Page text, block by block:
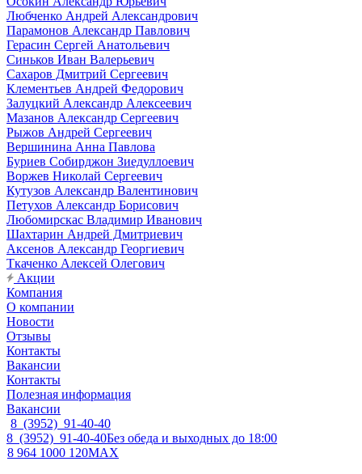
Любченко Андрей Александрович
Парамонов Александр Павлович
Герасин Сергей Анатольевич
Синьков Иван Валерьевич
Сахаров Дмитрий Сергеевич
Клементьев Андрей Федорович
Залуцкий Александр Алексеевич
Мазанов Александр Сергеевич
Рыжов Андрей Сергеевич
Вершинина Анна Павлова
Буриев Собирджон Зиедуллоевич
Воржев Николай Сергеевич
Кутузов Александр Валентинович
Петухов Александр Борисович
Любомирскас Владимир Иванович
Шахтарин Андрей Дмитриевич
Аксенов Александр Георгиевич
Ткаченко Алексей Олегович
Акции
Компания
О компании
Новости
Отзывы
Контакты
Вакансии
Контакты
Полезная информация
Вакансии
8 (3952) 91-40-40
8 (3952) 91-40-40Без обеда и выходных до 18:00
8 964 1000 120MAX